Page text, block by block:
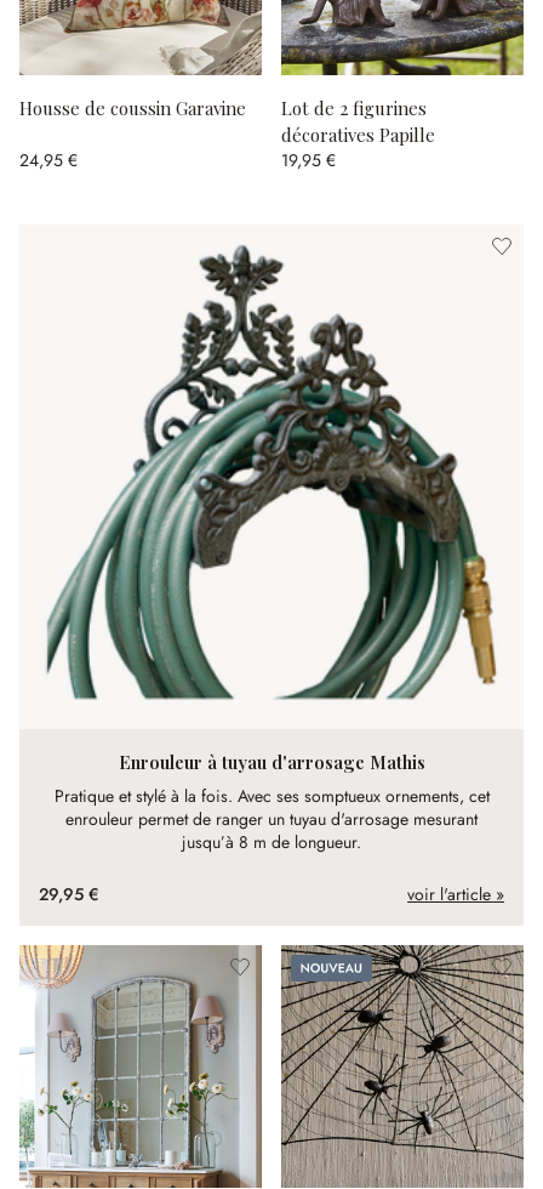
Housse de coussin Garavine
24,95 €
Lot de 2 figurines
décoratives Papille
19,95 €
Enrouleur à tuyau d'arrosage Mathis
Pratique et stylé à la fois. Avec ses somptueux ornements, cet
enrouleur permet de ranger un tuyau d'arrosage mesurant
jusqu’à 8 m de longueur.
29,95 € voir l'article »
Nouveau